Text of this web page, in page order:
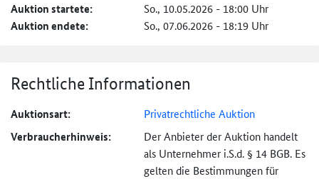
Auktion startete: So., 10.05.2026 - 18:00 Uhr
Auktion endete: So., 07.06.2026 - 18:19 Uhr
Rechtliche Informationen
Auktionsart: Privatrechtliche Auktion
Verbraucher­hinweis:
Der Anbieter der Auktion handelt
als Unternehmer i.S.d. § 14 BGB. Es
gelten die Bestimmungen für